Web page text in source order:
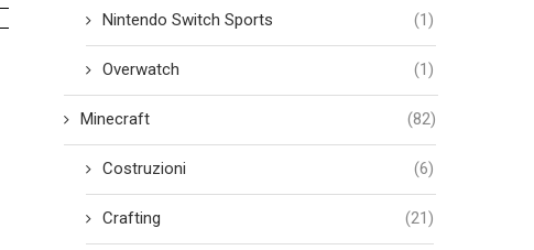
Nintendo Switch Sports (1)
Overwatch (1)
Minecraft (82)
Costruzioni (6)
Crafting (21)